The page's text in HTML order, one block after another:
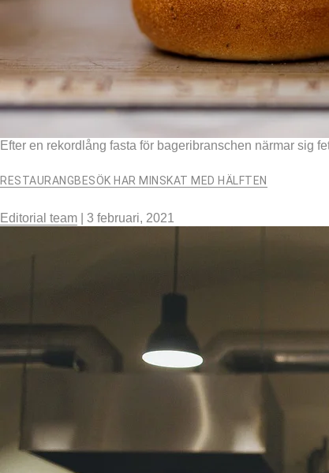
Efter en rekordlång fasta för bageribranschen närmar sig
RESTAURANGBESÖK HAR MINSKAT MED HÄLFTEN
Editorial team 3 februari, 2021